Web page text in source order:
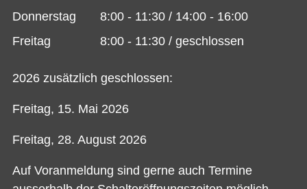
Donnerstag
8:00 - 11:30 / 14:00 - 16:00
Freitag
8:00 - 11:30 / geschlossen
2026 zusätzlich geschlossen:
Freitag, 15. Mai 2026
Freitag, 28. August 2026
Auf Voranmeldung sind gerne auch Termine